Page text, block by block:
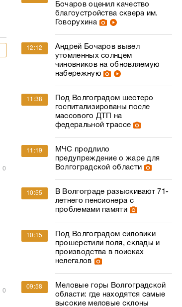
0
0
Бочаров оценил качество
благоустройства сквера им.
Говорухина
12:12
Андрей Бочаров вывел
утомленных солнцем
чиновников на обновляемую
набережную
11:38
Под Волгоградом шестеро
госпитализированы после
массового ДТП на
федеральной трассе
11:19
МЧС продлило
предупреждение о жаре для
Волгоградской области
10:55
В Волгограде разыскивают 71-
летнего пенсионера с
проблемами памяти
10:15
Под Волгоградом силовики
прошерстили поля, склады и
производства в поисках
нелегалов
09:58
Меловые горы Волгоградской
области: где находятся самые
высокие меловые склоны